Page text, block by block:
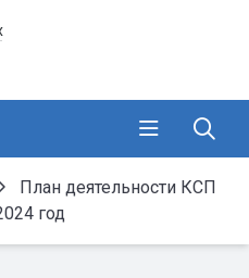
План деятельности КСП
год